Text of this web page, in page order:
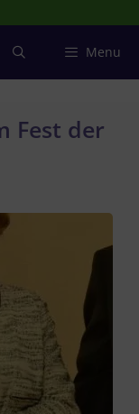
Menu
Fest der